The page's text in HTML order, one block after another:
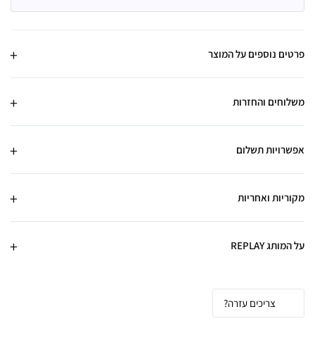
פרטים נוספים על המוצר
משלוחים והחזרות
אפשרויות תשלום
מקוריות ואחריות
על המותג REPLAY
צריכים עזרה?